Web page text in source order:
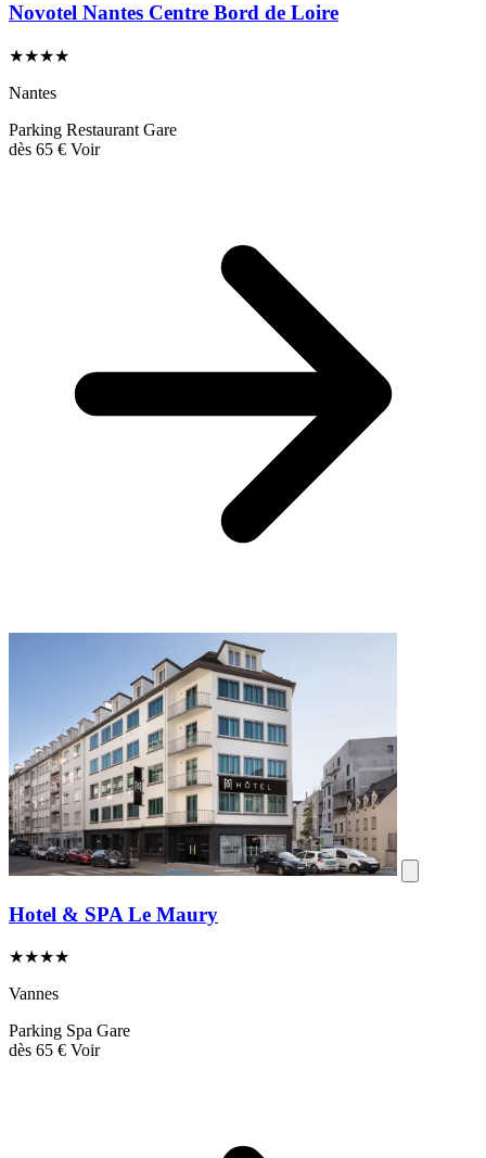
Novotel Nantes Centre Bord de Loire
★★★★
Nantes
Parking Restaurant Gare
dès 65 € Voir
Hotel & SPA Le Maury
★★★★
Vannes
Parking Spa Gare
dès 65 € Voir